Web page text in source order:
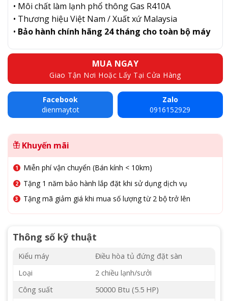
• Môi chất làm lạnh phổ thông Gas R410A
• Thương hiệu Việt Nam / Xuất xứ Malaysia
• Bảo hành chính hãng 24 tháng cho toàn bộ máy
MUA NGAY
Giao Tận Nơi Hoặc Lấy Tại Cửa Hàng
Facebook
dienmaytot
Zalo
0916152929
Khuyến mãi
Miễn phí vận chuyển (Bán kính < 10km)
Tặng 1 năm bảo hành lắp đặt khi sử dụng dịch vụ
Tặng mã giảm giá khi mua số lượng từ 2 bộ trở lên
Thông số kỹ thuật
Kiểu máy
Điều hòa tủ đứng đặt sàn
Loại
2 chiều lạnh/sưởi
Công suất
50000 Btu (5.5 HP)